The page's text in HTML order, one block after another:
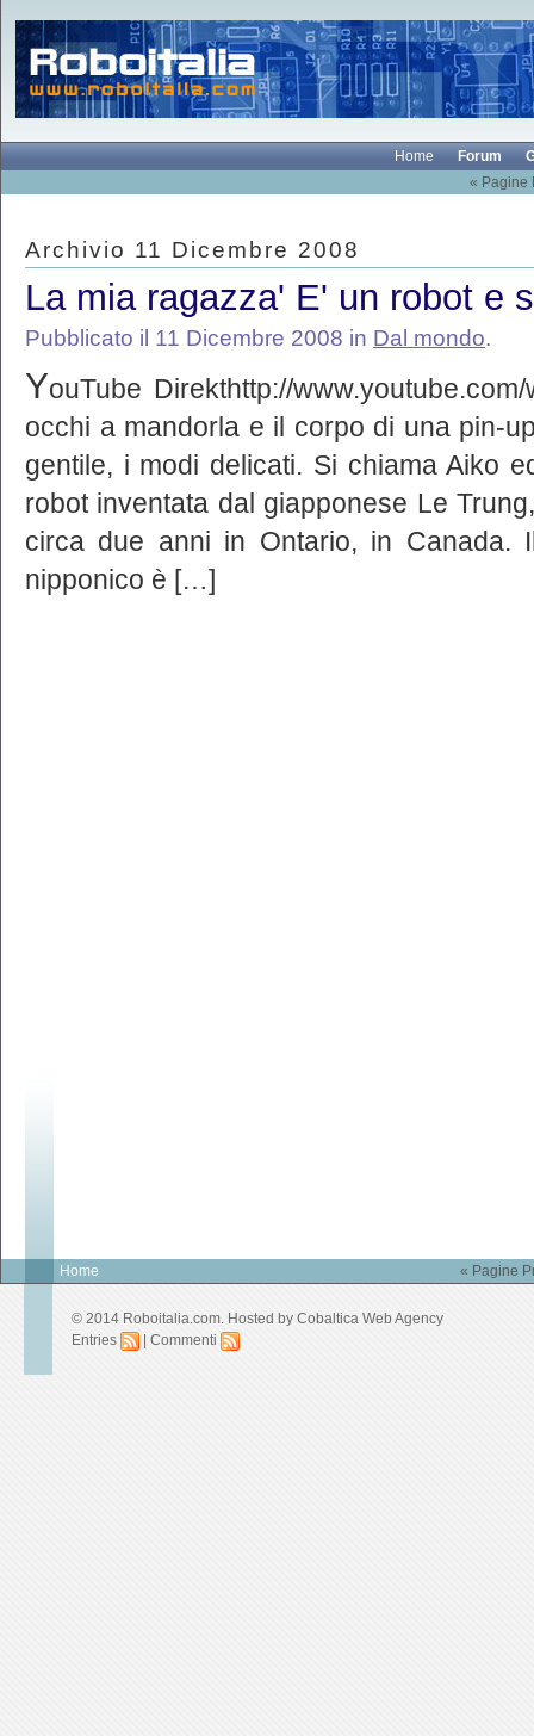
Home Forum
« Pagine
Archivio 11 Dicembre 2008
La mia ragazza' E' un robot e
Pubblicato il 11 Dicembre 2008 in Dal mondo.
YouTube Direkthttp://
occhi a mandorla e il corpo di una pin-
gentile, i modi delicati. Si chiama Aiko
robot inventata dal giapponese Le
circa due anni in Ontario, in Canada.
nipponico è […]
Home « Pagine
© 2014 Roboitalia.com. Hosted by Cobaltica Web Agency
Entries
Commenti